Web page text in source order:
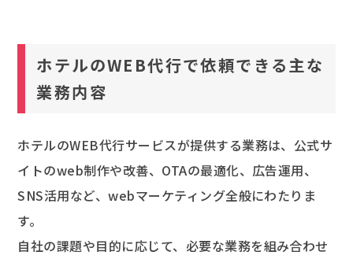
ホテルのWEB代行で依頼できる主な
業務内容
ホテルのWEB代行サービスが提供する業務は、公式サ
イトのweb制作や改善、OTAの最適化、広告運用、
SNS活用など、webマーケティング全般にわたりま
す。
自社の課題や目的に応じて、必要な業務を組み合わせ